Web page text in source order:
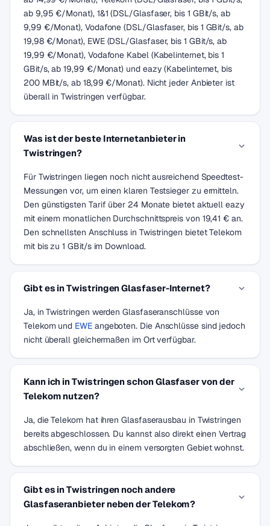
ab 9,95 €/Monat), 1&1 (DSL/Glasfaser, bis 1 GBit/s, ab
9,99 €/Monat), Vodafone (DSL/Glasfaser, bis 1 GBit/s, ab
19,98 €/Monat), EWE (DSL/Glasfaser, bis 1 GBit/s, ab
19,99 €/Monat), Vodafone Kabel (Kabelinternet, bis 1
GBit/s, ab 19,99 €/Monat) und eazy (Kabelinternet, bis
200 MBit/s, ab 18,99 €/Monat). Nicht jeder Anbieter ist
überall in Twistringen verfügbar.
Was ist der beste Internetanbieter in
Twistringen?
Für Twistringen liegen noch nicht ausreichend Speedtest-
Messungen vor, um einen klaren Testsieger zu ermitteln.
Den günstigsten Tarif über 24 Monate bietet aktuell eazy
mit einem monatlichen Durchschnittspreis von 19,41 € an.
Den schnellsten Anschluss in Twistringen bietet Telekom
mit bis zu 1 GBit/s im Download.
Gibt es in Twistringen Glasfaser-Internet?
Ja, in Twistringen werden Glasfaseranschlüsse von
Telekom und EWEangeboten. Die Anschlüsse sind jedoch
nicht überall gleichermaßen im Ort verfügbar.
Kann ich in Twistringen schon Glasfaser von der
Telekom nutzen?
Ja, die Telekom hat ihren Glasfaserausbau in Twistringen
bereits abgeschlossen. Du kannst also direkt einen Vertrag
abschließen, wenn du in einem versorgten Gebiet wohnst.
Gibt es in Twistringen noch andere
Glasfaseranbieter neben der Telekom?